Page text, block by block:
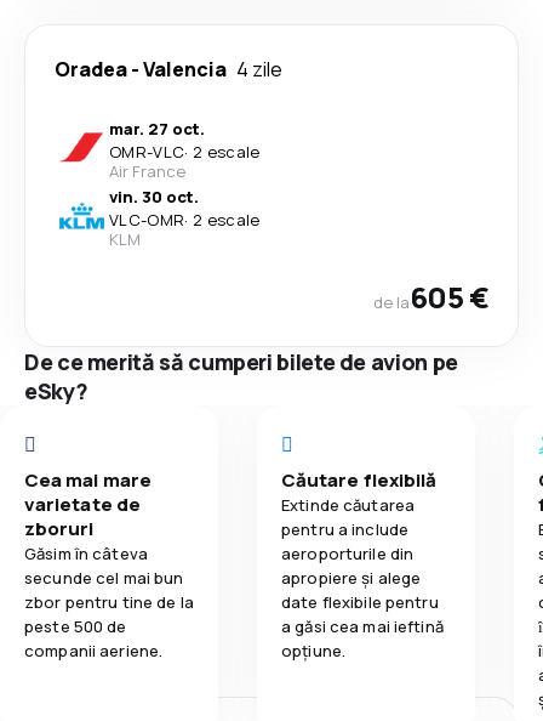
Oradea-Valencia 4 zile
mar. 27 oct.
OMR-VLC· 2 escale
Air France
vin. 30 oct.
VLC-OMR· 2 escale
KLM
de la605 €
De ce merită să cumperi bilete de avion pe
eSky?
Cea mai mare
varietate de
zboruri
Găsim în câteva
secunde cel mai bun
zbor pentru tine de la
peste 500 de
companii aeriene.
Căutare flexibilă
Extinde căutarea
pentru a include
aeroporturile din
apropiere și alege
date flexibile pentru
a găsi cea mai ieftină
opțiune.